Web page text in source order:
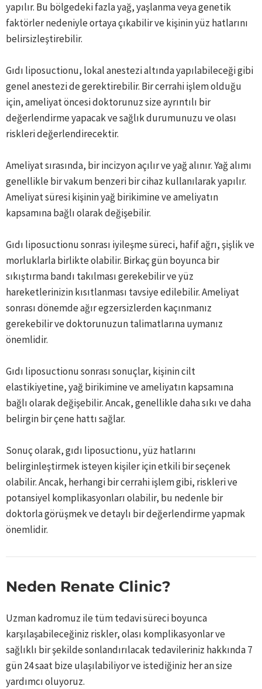
yapılır. Bu bölgedeki fazla yağ, yaşlanma veya genetik
faktörler nedeniyle ortaya çıkabilir ve kişinin yüz hatlarını
belirsizleştirebilir.
Gıdı liposuctionu, lokal anestezi altında yapılabileceği gibi
genel anestezi de gerektirebilir. Bir cerrahi işlem olduğu
için, ameliyat öncesi doktorunuz size ayrıntılı bir
değerlendirme yapacak ve sağlık durumunuzu ve olası
riskleri değerlendirecektir.
Ameliyat sırasında, bir incizyon açılır ve yağ alınır. Yağ alımı
genellikle bir vakum benzeri bir cihaz kullanılarak yapılır.
Ameliyat süresi kişinin yağ birikimine ve ameliyatın
kapsamına bağlı olarak değişebilir.
Gıdı liposuctionu sonrası iyileşme süreci, hafif ağrı, şişlik ve
morluklarla birlikte olabilir. Birkaç gün boyunca bir
sıkıştırma bandı takılması gerekebilir ve yüz
hareketlerinizin kısıtlanması tavsiye edilebilir. Ameliyat
sonrası dönemde ağır egzersizlerden kaçınmanız
gerekebilir ve doktorunuzun talimatlarına uymanız
önemlidir.
Gıdı liposuctionu sonrası sonuçlar, kişinin cilt
elastikiyetine, yağ birikimine ve ameliyatın kapsamına
bağlı olarak değişebilir. Ancak, genellikle daha sıkı ve daha
belirgin bir çene hattı sağlar.
Sonuç olarak, gıdı liposuctionu, yüz hatlarını
belirginleştirmek isteyen kişiler için etkili bir seçenek
olabilir. Ancak, herhangi bir cerrahi işlem gibi, riskleri ve
potansiyel komplikasyonları olabilir, bu nedenle bir
doktorla görüşmek ve detaylı bir değerlendirme yapmak
önemlidir.
Neden Renate Clinic?
Uzman kadromuz ile tüm tedavi süreci boyunca
karşılaşabileceğiniz riskler, olası komplikasyonlar ve
sağlıklı bir şekilde sonlandırılacak tedavileriniz hakkında 7
gün 24 saat bize ulaşılabiliyor ve istediğiniz her an size
yardımcı oluyoruz.